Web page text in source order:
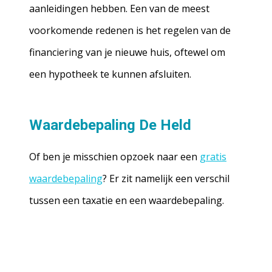
aanleidingen hebben. Een van de meest
voorkomende redenen is het regelen van de
financiering van je nieuwe huis, oftewel om
een hypotheek te kunnen afsluiten.
Waardebepaling De Held
Of ben je misschien opzoek naar een gratis
waardebepaling? Er zit namelijk een verschil
tussen een taxatie en een waardebepaling.